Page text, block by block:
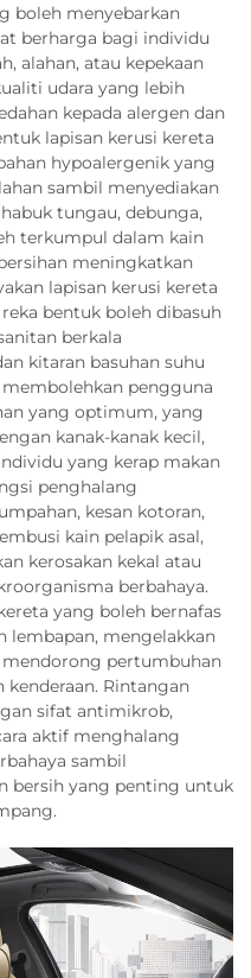
boleh menyebarkan
berharga bagi individu
alahan, atau kepekaan
udara yang lebih
kepada alergen dan
lapisan kerusi kereta
hypoalergenik yang
sambil menyediakan
tungau, debunga,
terkumpul dalam kain
meningkatkan
lapisan kerusi kereta
bentuk boleh dibasuh
berkala
kitaran basuhan suhu
pengguna
yang optimum, yang
kanak-kanak kecil,
yang kerap makan
penghalang
kesan kotoran,
kain pelapik asal,
kerosakan kekal atau
berbahaya.
yang boleh bernafas
lembapan, mengelakkan
mendorong pertumbuhan
Rintangan
sifat antimikrob,
aktif menghalang
sambil
bersih yang penting untuk